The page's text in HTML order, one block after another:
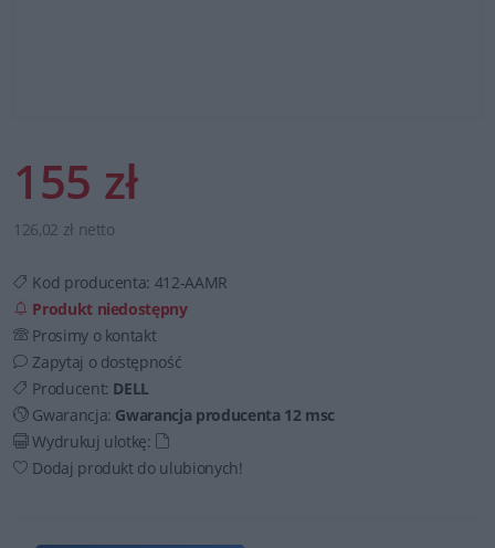
155 zł
126,02 zł netto
Kod producenta: 412-AAMR
Produkt niedostępny
Prosimy o kontakt
Zapytaj o dostępność
Producent: DELL
Gwarancja: Gwarancja producenta 12 msc
Wydrukuj ulotkę:
Dodaj produkt do ulubionych!